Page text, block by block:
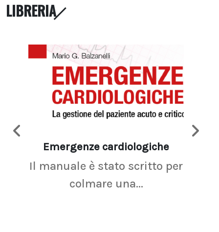
LIBRERIA
Emergenze cardiologiche
Il manuale è stato scritto per
colmare una...